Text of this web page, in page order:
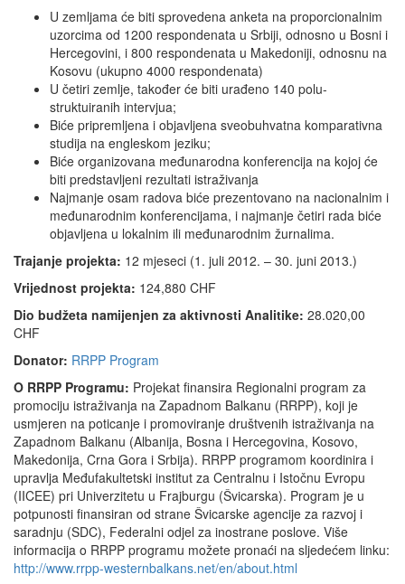
U zemljama će biti sprovedena anketa na proporcionalnim
uzorcima od 1200 respondenata u Srbiji, odnosno u Bosni i
Hercegovini, i 800 respondenata u Makedoniji, odnosnu na
Kosovu (ukupno 4000 respondenata)
U četiri zemlje, također će biti urađeno 140 polu-
struktuiranih intervjua;
Biće pripremljena i objavljena sveobuhvatna komparativna
studija na engleskom jeziku;
Biće organizovana međunarodna konferencija na kojoj će
biti predstavljeni rezultati istraživanja
Najmanje osam radova biće prezentovano na nacionalnim i
međunarodnim konferencijama, i najmanje četiri rada biće
objavljena u lokalnim ili međunarodnim žurnalima.
Trajanje projekta: 12 mjeseci (1. juli 2012. – 30. juni 2013.)
Vrijednost projekta: 124,880 CHF
Dio budžeta namijenjen za aktivnosti Analitike: 28.020,00
CHF
Donator: RRPP Program
O RRPP Programu: Projekat finansira Regionalni program za
promociju istraživanja na Zapadnom Balkanu (RRPP), koji je
usmjeren na poticanje i promoviranje društvenih istraživanja na
Zapadnom Balkanu (Albanija, Bosna i Hercegovina, Kosovo,
Makedonija, Crna Gora i Srbija). RRPP programom koordinira i
upravlja Međufakultetski institut za Centralnu i Istočnu Evropu
(IICEE) pri Univerzitetu u Frajburgu (Švicarska). Program je u
potpunosti finansiran od strane Švicarske agencije za razvoj i
saradnju (SDC), Federalni odjel za inostrane poslove. Više
informacija o RRPP programu možete pronaći na sljedećem linku:
http://www.rrpp-westernbalkans.net/en/about.html